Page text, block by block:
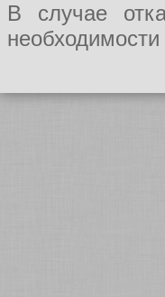
В случае